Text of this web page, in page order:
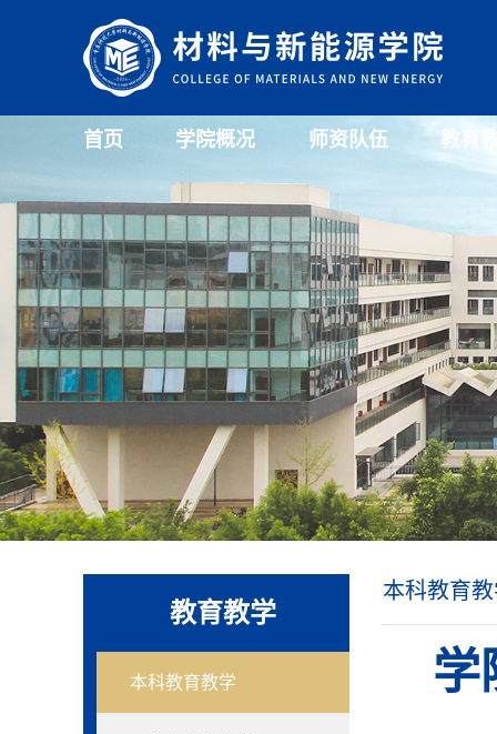
首页 学院概况 师资队伍 教育
教育教学
本科教育教学
本科教育
学